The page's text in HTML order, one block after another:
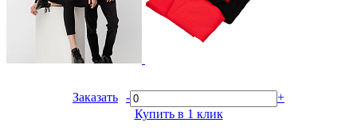
Заказать -
+
Купить в 1 клик